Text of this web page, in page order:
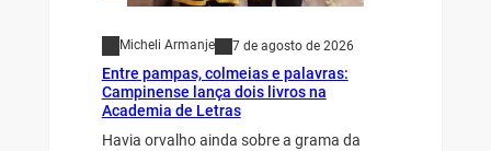
Micheli Armanje 7 de agosto de 2026
Entre pampas, colmeias e palavras:
Campinense lança dois livros na
Academia de Letras
Havia orvalho ainda sobre a grama da